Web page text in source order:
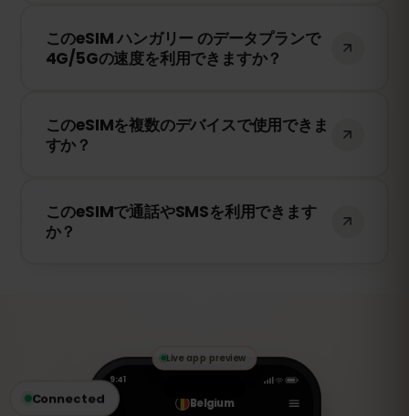
のネットワークに接続します。例えば、
Telenor、T-Mobile、Vodafone などが含
このeSIM ハンガリー のデータプランで
4G/5Gの速度を利用できますか？
を提供し、ハンガリー で5Gが利用可能な
場合は5Gにも対応しています。快適なイン
このeSIMを複数のデバイスで使用できま
すか？
と、1台のデバイスにのみ紐付けられます。
スマートフォンを変更する場合は、新しい
このeSIMで通話やSMSを利用できます
か？